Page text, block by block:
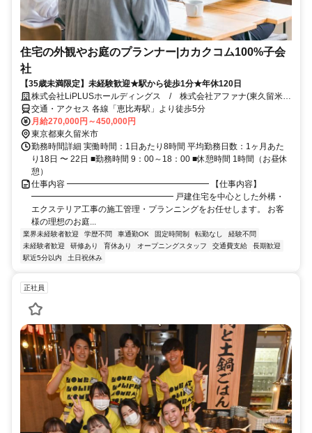
住宅の外観やお庭のプランナー|カカクコム100%子会
社
【35歳未満限定】未経験歓迎★駅から徒歩1分★年休120日
株式会社LiPLUSホールディングス / 株式会社アファナ(東久留米駅
徒歩1分)
交通・アクセス 各線「恵比寿駅」より徒歩5分
月給270,000円～450,000円
東京都東久留米市
勤務時間詳細 実働時間：1日あたり8時間 平均勤務日数：1ヶ月あた
り18日 〜 22日 ■勤務時間 9：00～18：00 ■休憩時間 1時間（お昼休
憩）
仕事内容 ━━━━━━━━━━━━━━━━━ 【仕事内容】
━━━━━━━━━━━━━━━━━ 戸建住宅を中心とした外構・
エクステリア工事の施工管理・プランニングをお任せします。 お客
様の理想のお庭...
業界未経験者歓迎 学歴不問 車通勤OK 固定時間制 転勤なし
経験不問
未経験者歓迎
研修あり 育休あり オープニングスタッフ 交通費支給
長期歓迎
駅近5分以内
土日祝休み
正社員